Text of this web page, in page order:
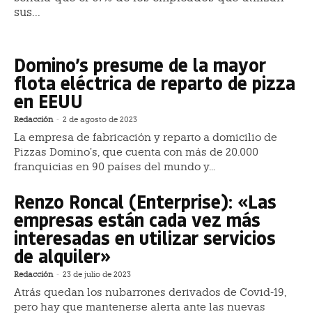
sus...
Domino’s presume de la mayor
flota eléctrica de reparto de pizza
en EEUU
Redacción - 2 de agosto de 2023
La empresa de fabricación y reparto a domicilio de
Pizzas Domino’s, que cuenta con más de 20.000
franquicias en 90 países del mundo y...
Renzo Roncal (Enterprise): «Las
empresas están cada vez más
interesadas en utilizar servicios
de alquiler»
Redacción - 23 de julio de 2023
Atrás quedan los nubarrones derivados de Covid-19,
pero hay que mantenerse alerta ante las nuevas